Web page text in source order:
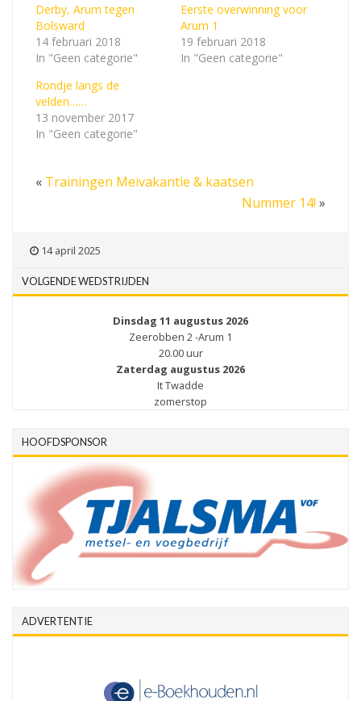
Derby, Arum tegen
Bolsward
14 februari 2018
In "Geen categorie"
Eerste overwinning voor
Arum 1
19 februari 2018
In "Geen categorie"
Rondje langs de
velden……
13 november 2017
In "Geen categorie"
« Trainingen Meivakantie & kaatsen
Nummer 14! »
14 april 2025
VOLGENDE WEDSTRIJDEN
Dinsdag 11 augustus 2026
Zeerobben 2 -Arum 1
20.00 uur
Zaterdag augustus 2026
It Twadde
zomerstop
HOOFDSPONSOR
ADVERTENTIE